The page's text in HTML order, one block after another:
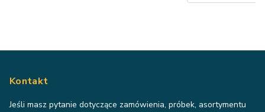
Kontakt
Jeśli masz pytanie dotyczące zamówienia, próbek, asortymentu